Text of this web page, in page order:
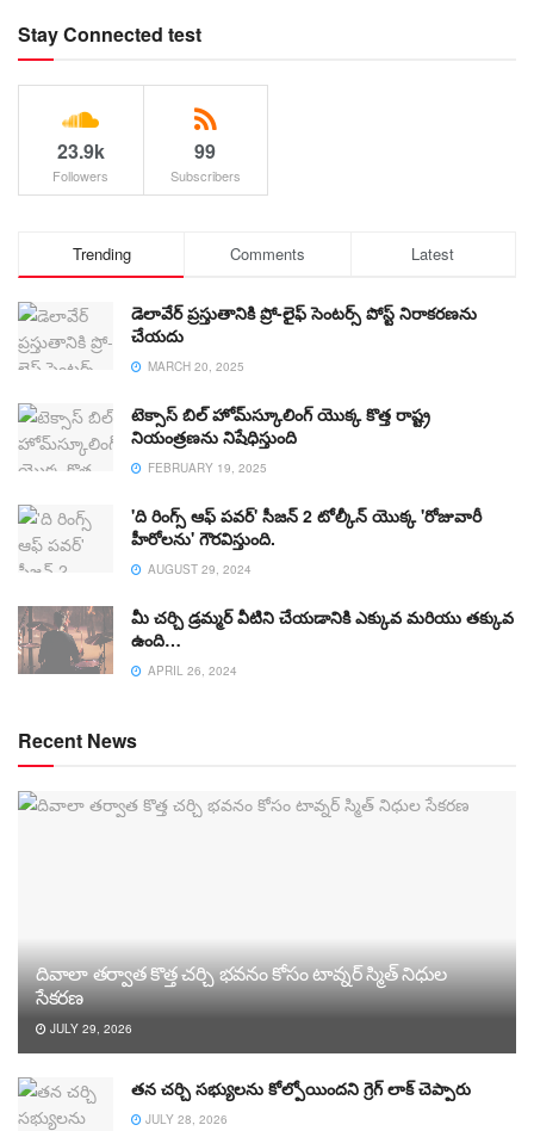
Stay Connected test
23.9k
Followers
99
Subscribers
Trending Comments Latest
డెలావేర్ ప్రస్తుతానికి ప్రో-లైఫ్ సెంటర్స్ పోస్ట్ నిరాకరణను
చేయదు
MARCH 20, 2025
టెక్సాస్ బిల్ హోమ్‌స్కూలింగ్ యొక్క కొత్త రాష్ట్ర
నియంత్రణను నిషేధిస్తుంది
FEBRUARY 19, 2025
'ది రింగ్స్ ఆఫ్ పవర్' సీజన్ 2 టోల్కీన్ యొక్క 'రోజువారీ
హీరోలను' గౌరవిస్తుంది.
AUGUST 29, 2024
మీ చర్చి డ్రమ్మర్ వీటిని చేయడానికి ఎక్కువ మరియు తక్కువ
ఉంది…
APRIL 26, 2024
Recent News
దివాలా తర్వాత కొత్త చర్చి భవనం కోసం టావ్నర్ స్మిత్ నిధుల
సేకరణ
JULY 29, 2026
తన చర్చి సభ్యులను కోల్పోయిందని గ్రెగ్ లాక్ చెప్పారు
JULY 28, 2026